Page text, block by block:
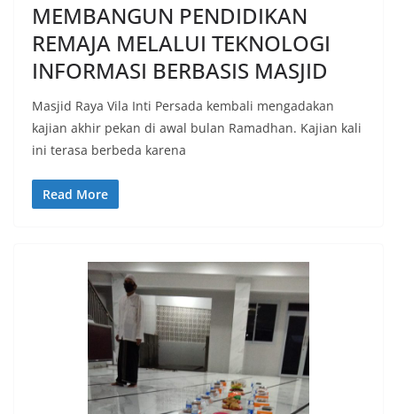
MEMBANGUN PENDIDIKAN
REMAJA MELALUI TEKNOLOGI
INFORMASI BERBASIS MASJID
Masjid Raya Vila Inti Persada kembali mengadakan
kajian akhir pekan di awal bulan Ramadhan. Kajian kali
ini terasa berbeda karena
Read More